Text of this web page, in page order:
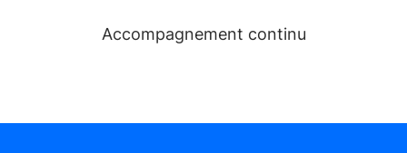
Accompagnement continu